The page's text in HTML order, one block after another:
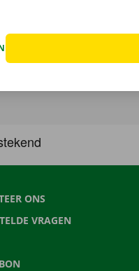
ONS
VRAGEN